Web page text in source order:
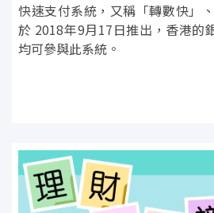
快速支付系統，又稱「轉數快」
於 2018年9月17日推出，香港的
均可參與此系統。